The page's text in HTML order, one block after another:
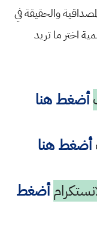
والحقيقة في
اختر ما تريد
أضغط هنا
أضغط هنا
أضغط